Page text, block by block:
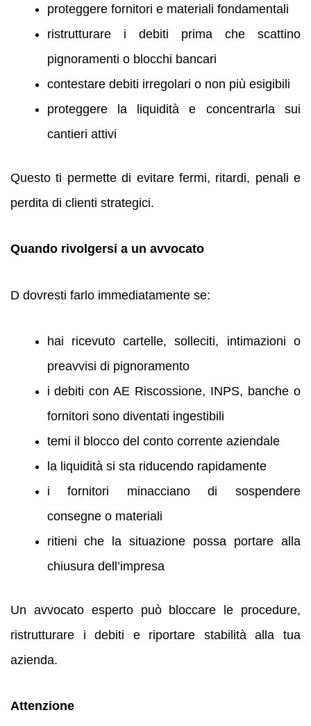
proteggere fornitori e materiali fondamentali
ristrutturare i debiti prima che scattino
pignoramenti o blocchi bancari
contestare debiti irregolari o non più esigibili
proteggere la liquidità e concentrarla sui
cantieri attivi
Questo ti permette di evitare fermi, ritardi, penali e
perdita di clienti strategici.
Quando rivolgersi a un avvocato
D dovresti farlo immediatamente se:
hai ricevuto cartelle, solleciti, intimazioni o
preavvisi di pignoramento
i debiti con AE Riscossione, INPS, banche o
fornitori sono diventati ingestibili
temi il blocco del conto corrente aziendale
la liquidità si sta riducendo rapidamente
i fornitori minacciano di sospendere
consegne o materiali
ritieni che la situazione possa portare alla
chiusura dell’impresa
Un avvocato esperto può bloccare le procedure,
ristrutturare i debiti e riportare stabilità alla tua
azienda.
Attenzione